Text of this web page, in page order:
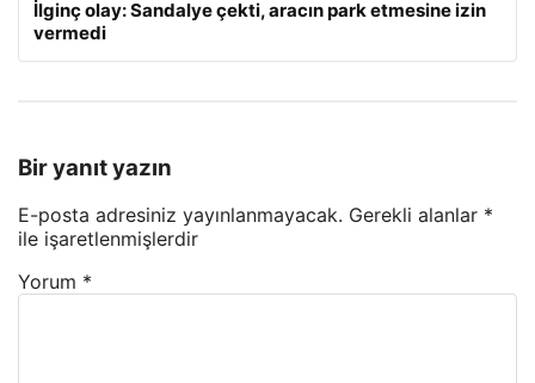
İlginç olay: Sandalye çekti, aracın park etmesine izin
vermedi
Bir yanıt yazın
E-posta adresiniz yayınlanmayacak. Gerekli alanlar *
ile işaretlenmişlerdir
Yorum *